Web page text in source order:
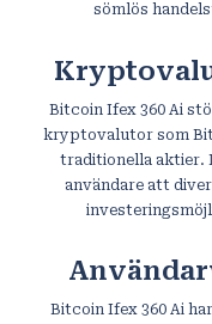
sömlös
Bitcoin Ifex 360 Ai
kryptovalutor som
traditionella aktier.
användare att
Bitcoin Ifex 360 Ai